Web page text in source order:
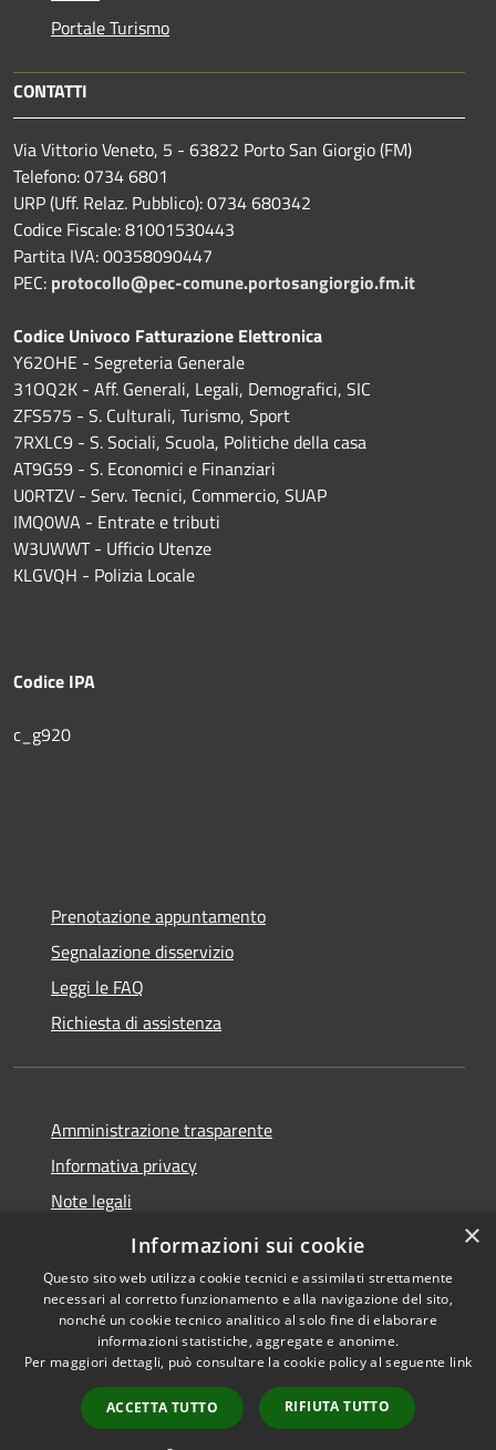
Portale Turismo
CONTATTI
Via Vittorio Veneto, 5 - 63822 Porto San Giorgio (FM)
Telefono: 0734 6801
URP (Uff. Relaz. Pubblico): 0734 680342
Codice Fiscale: 81001530443
Partita IVA: 00358090447
PEC: protocollo@pec-comune.portosangiorgio.fm.it
Codice Univoco Fatturazione Elettronica
Y62OHE - Segreteria Generale
31OQ2K - Aff. Generali, Legali, Demografici, SIC
ZFS575 - S. Culturali, Turismo, Sport
7RXLC9 - S. Sociali, Scuola, Politiche della casa
AT9G59 - S. Economici e Finanziari
U0RTZV - Serv. Tecnici, Commercio, SUAP
IMQ0WA - Entrate e tributi
W3UWWT - Ufficio Utenze
KLGVQH - Polizia Locale
Codice IPA
c_g920
Prenotazione appuntamento
Segnalazione disservizio
Leggi le FAQ
Richiesta di assistenza
Amministrazione trasparente
Informativa privacy
Note legali
Dichiarazione di accessibilità
Accessibilità
Copyright © 2026 • Comune di
Porto San Giorgio • Powered by
Municipium•
Accesso
redazione
×
Informazioni sui cookie
Questo sito web utilizza cookie tecnici e assimilati strettamente
necessari al corretto funzionamento e alla navigazione del sito,
nonché un cookie tecnico analitico al solo fine di elaborare
informazioni statistiche, aggregate e anonime.
Per maggiori dettagli, può consultare la cookie policy al seguente link
ACCETTA TUTTO RIFIUTA TUTTO